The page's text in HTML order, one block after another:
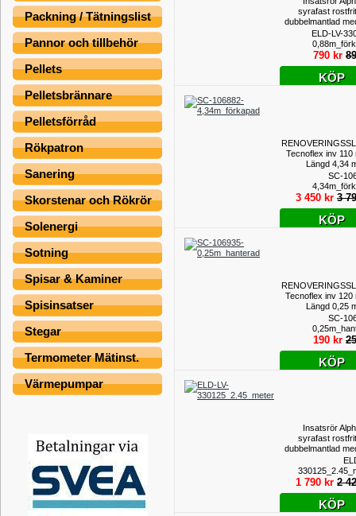
Packning / Tätningslist
Pannor och tillbehör
Pellets
Pelletsbrännare
Pelletsförråd
Rökpatron
Sanering
Skorstenar och Rökrör
Solenergi
Sotning
Spisar & Kaminer
Spisinsatser
Stegar
Termometer Mätinst.
Värmepumpar
syrafast
dubbelmantlad
insida
utv.128mm -
meter,
ELD-LV-
790 kr
KÖP
Tecnoflex inv 110
Längd 4,34
SC-
3 450 kr 3
KÖP
Tecnoflex inv 120
Längd 0,25
SC-
190 kr
KÖP
Insatsrör
syrafast
dubbelmantlad
insida
utv.133mm - 2,45
1 790 kr 2
KÖP